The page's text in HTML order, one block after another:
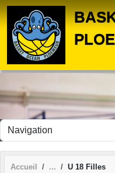
Accueil U 18 Filles
Panneau de gestion des